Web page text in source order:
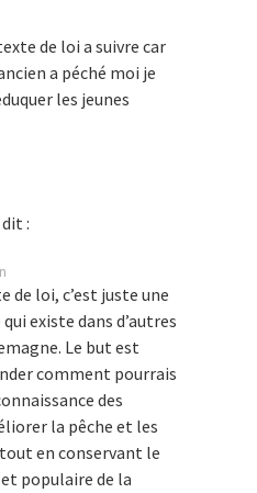
de loi a suivre car
a péché moi je
les jeunes
dit :
de loi, c’est juste une
existe dans d’autres
Le but est
comment pourrais
des
la pêche et les
en conservant le
populaire de la